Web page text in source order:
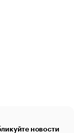
новости